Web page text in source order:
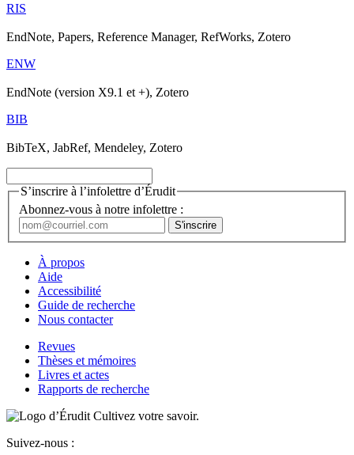
RIS
EndNote, Papers, Reference Manager, RefWorks, Zotero
ENW
EndNote (version X9.1 et +), Zotero
BIB
BibTeX, JabRef, Mendeley, Zotero
S’inscrire à l’infolettre d’Érudit
Abonnez-vous à notre infolettre :
À propos
Aide
Accessibilité
Guide de recherche
Nous contacter
Revues
Thèses et mémoires
Livres et actes
Rapports de recherche
Cultivez votre savoir.
Suivez-nous :